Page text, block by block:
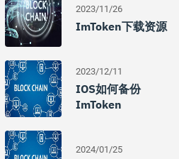
2023/11/26
ImToken下载资源
2023/12/11
IOS如何备份
ImToken
2024/01/25